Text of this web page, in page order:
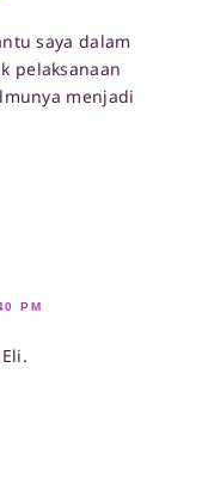
saya dalam
pelaksanaan
menjadi
PM